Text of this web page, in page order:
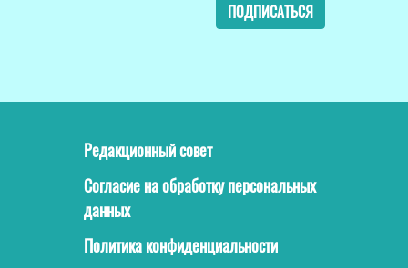
ПОДПИСАТЬСЯ
Редакционный совет
Согласие на обработку персональных
данных
Политика конфиденциальности